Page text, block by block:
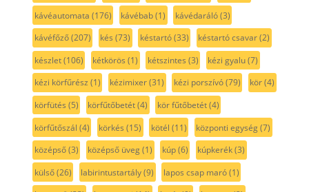
kávéautomata (176) kávébab(1) kávédaráló(3)
kávéfőző(207) kés (73) késtartó(33) késtartó csavar(2)
készlet(106) kétkörös (1) kétszintes (3) kézi gyalu(7)
kézi körfűrész (1) kézimixer(31) kézi porszívó(79) kör(4)
körfütés (5) körfűtőbetét(4) kör fűtőbetét(4)
körfűtőszál (4) körkés (15) kötél (11) központi egység(7)
középső(3) középső üveg(1) kúp(6) kúpkerék(3)
külső(26) labirintustartály(9) lapos csap maró(1)